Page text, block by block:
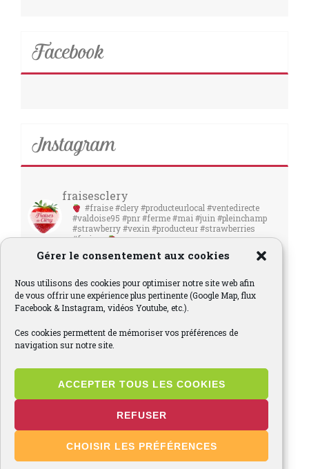
Gérer le consentement aux cookies
Nous utilisons des cookies pour optimiser notre site web afin
de vous offrir une expérience plus pertinente (Google Map, flux
Facebook & Instagram, vidéos Youtube, etc.).
Ces cookies permettent de mémoriser vos préférences de
navigation sur notre site.
ACCEPTER TOUS LES COOKIES
REFUSER
CHOISIR LES PRÉFÉRENCES
Facebook
Instagram
fraisesclery
#fraise #clery #producteurlocal #ventedirecte
#valdoise95 #pnr #ferme #mai #juin #pleinchamp
#strawberry #vexin #producteur #strawberries
#fraises